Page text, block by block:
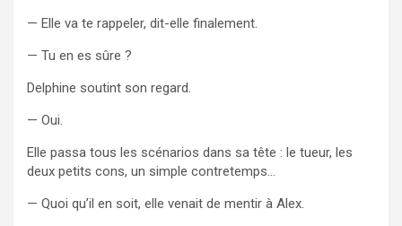
— Elle va te rappeler, dit-elle finalement.
— Tu en es sûre ?
Delphine soutint son regard.
— Oui.
Elle passa tous les scénarios dans sa tête : le tueur, les
deux petits cons, un simple contretemps…
— Quoi qu’il en soit, elle venait de mentir à Alex.